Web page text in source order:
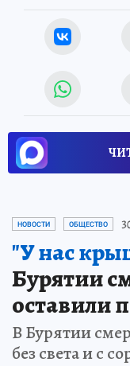
НОВОСТИ ОБЩЕСТВО
"У нас
Бурятии
оставили
В Бурятии
без света и с